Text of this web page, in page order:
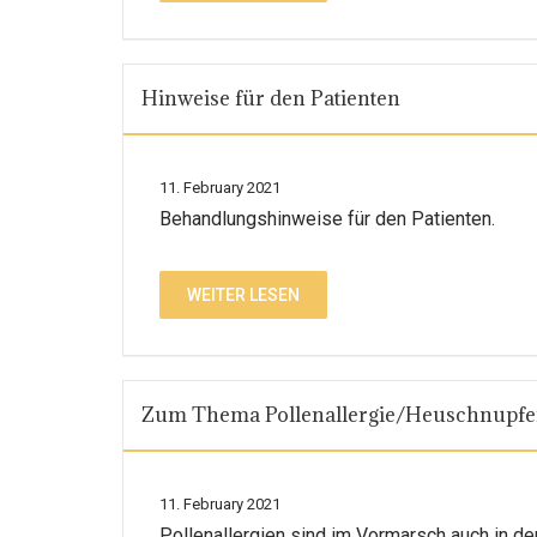
Hinweise für den Patienten
11. February 2021
Behandlungshinweise für den Patienten.
WEITER LESEN
Zum Thema Pollenallergie/
11. February 2021